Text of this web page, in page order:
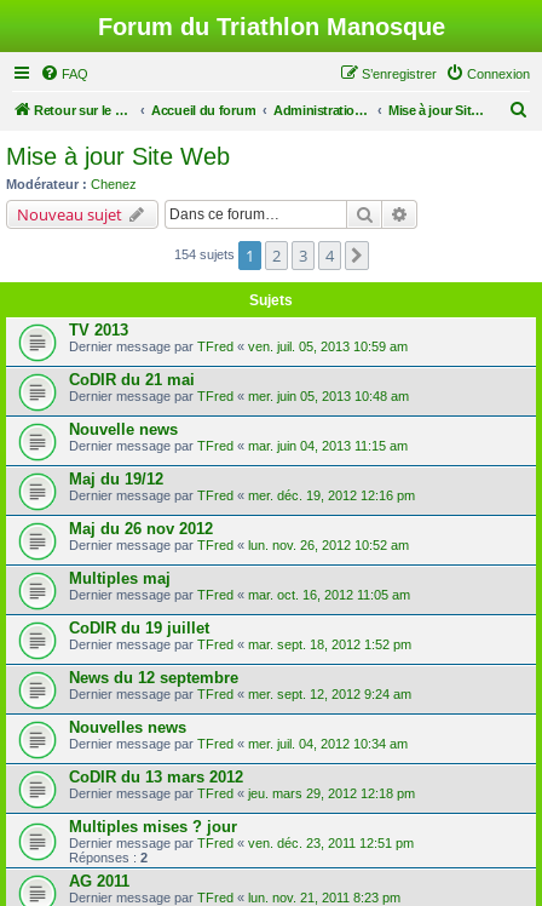
Forum du Triathlon Manosque
FAQ Connexion
S’enregistrer
Retour sur le site du Triathlon Accueil du forum Administration du Forum Mise à jour Site Web
c
r
Mise à jour Site Web
Modérateur : Chenez
Nouveau sujet Rechercher
154 sujets 1 2 3 4
Sujets
TV 2013
Dernier message par TFred « ven. juil. 05, 2013 10:59 am
CoDIR du 21 mai
Dernier message par TFred « mer. juin 05, 2013 10:48 am
Nouvelle news
Dernier message par TFred « mar. juin 04, 2013 11:15 am
Maj du 19/12
Dernier message par TFred « mer. déc. 19, 2012 12:16 pm
Maj du 26 nov 2012
Dernier message par TFred « lun. nov. 26, 2012 10:52 am
Multiples maj
Dernier message par TFred « mar. oct. 16, 2012 11:05 am
CoDIR du 19 juillet
Dernier message par TFred « mar. sept. 18, 2012 1:52 pm
News du 12 septembre
Dernier message par TFred « mer. sept. 12, 2012 9:24 am
Nouvelles news
Dernier message par TFred « mer. juil. 04, 2012 10:34 am
CoDIR du 13 mars 2012
Dernier message par TFred « jeu. mars 29, 2012 12:18 pm
Multiples mises ? jour
Dernier message par TFred « ven. déc. 23, 2011 12:51 pm
Réponses : 2
AG 2011
Dernier message par TFred « lun. nov. 21, 2011 8:23 pm